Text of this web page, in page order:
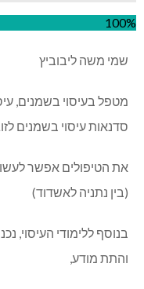
100%
שמי משה ליבוביץ
מטפל בעיסוי בשמנים,
סדנאות עיסוי בשמנים
את הטיפולים אפשר
(בין נתניה לאשדוד)
בנוסף ללימודי העיסוי,
והתת מודע,